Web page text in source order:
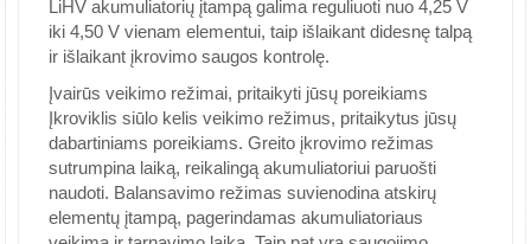
LiHV akumuliatorių įtampą galima reguliuoti nuo 4,25 V
iki 4,50 V vienam elementui, taip išlaikant didesnę talpą
ir išlaikant įkrovimo saugos kontrolę.
Įvairūs veikimo režimai, pritaikyti jūsų poreikiams
Įkroviklis siūlo kelis veikimo režimus, pritaikytus jūsų
dabartiniams poreikiams. Greito įkrovimo režimas
sutrumpina laiką, reikalingą akumuliatoriui paruošti
naudoti. Balansavimo režimas suvienodina atskirų
elementų įtampą, pagerindamas akumuliatoriaus